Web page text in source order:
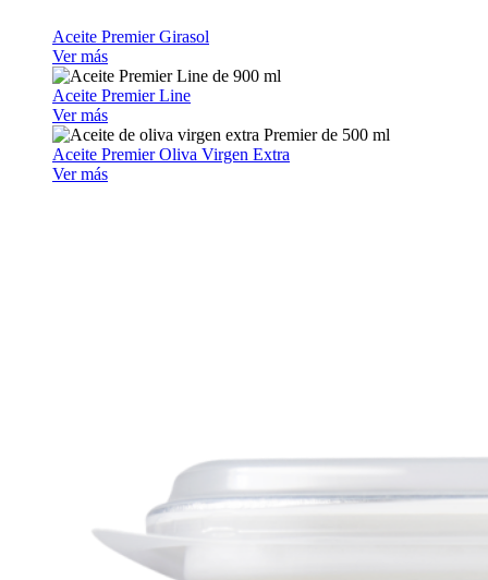
Aceite Premier Girasol
Ver más
Aceite Premier Line
Ver más
Aceite Premier Oliva Virgen Extra
Ver más